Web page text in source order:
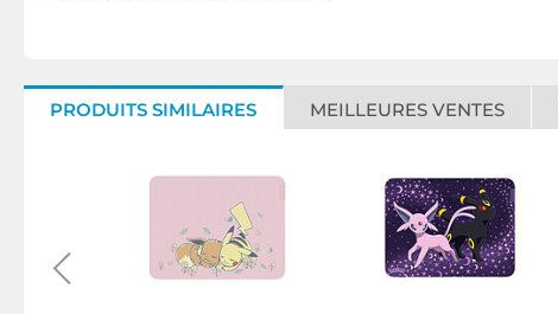
PRODUITS SIMILAIRES MEILLEURES VENTES